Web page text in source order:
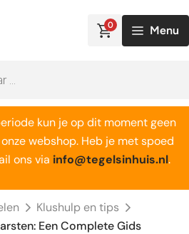
0 Menu
kun je op dit moment geen
webshop. Heb je met spoed
ons via info@tegelsinhuis.nl.
Klushulp en tips
Een Complete Gids